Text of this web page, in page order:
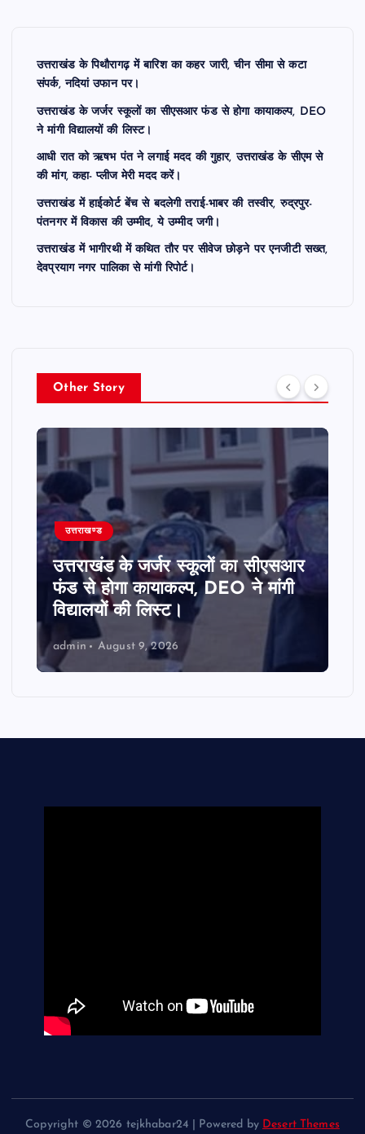
उत्तराखंड के पिथौरागढ़ में बारिश का कहर जारी, चीन सीमा से कटा
संपर्क, नदियां उफान पर।
उत्तराखंड के जर्जर स्कूलों का सीएसआर फंड से होगा कायाकल्प, DEO
ने मांगी विद्यालयों की लिस्ट।
आधी रात को ऋषभ पंत ने लगाई मदद की गुहार, उत्तराखंड के सीएम से
की मांग, कहा- प्लीज मेरी मदद करें।
उत्तराखंड में हाईकोर्ट बेंच से बदलेगी तराई-भाबर की तस्वीर, रुद्रपुर-
पंतनगर में विकास की उम्मीद, ये उम्मीद जगी।
उत्तराखंड में भागीरथी में कथित तौर पर सीवेज छोड़ने पर एनजीटी सख्त,
देवप्रयाग नगर पालिका से मांगी रिपोर्ट।
Other Story
उत्तराखण्ड
उत्तराखंड के जर्जर स्कूलों का सीएसआर
फंड से होगा कायाकल्प, DEO ने मांगी
विद्यालयों की लिस्ट।
admin August 9, 2026
Copyright © 2026 tejkhabar24 | Powered by Desert Themes